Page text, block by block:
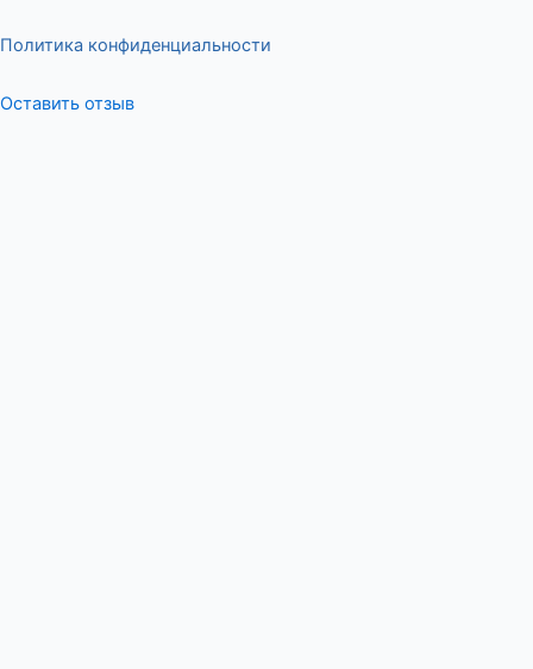
Политика конфиденциальности
Оставить отзыв